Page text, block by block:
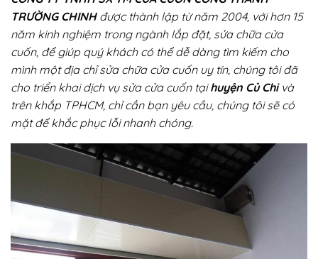
TRƯỜNG CHINHđược thành lập từ năm 2004, với hơn 15
năm kinh nghiệm trong ngành lắp đặt, sửa chữa cửa
cuốn, để giúp quý khách có thể dễ dàng tìm kiếm cho
mình một địa chỉ sửa chữa cửa cuốn uy tín, chúng tôi đã
cho triển khai dịch vụ sửa cửa cuốn tạihuyện Củ Chivà
trên khắp TPHCM, chỉ cần bạn yêu cầu, chúng tôi sẽ có
mặt để khắc phục lỗi nhanh chóng.